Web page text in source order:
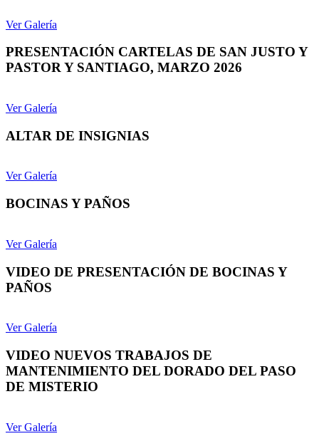
Ver Galería
PRESENTACIÓN CARTELAS DE SAN JUSTO Y
PASTOR Y SANTIAGO, MARZO 2026
Ver Galería
ALTAR DE INSIGNIAS
Ver Galería
BOCINAS Y PAÑOS
Ver Galería
VIDEO DE PRESENTACIÓN DE BOCINAS Y
PAÑOS
Ver Galería
VIDEO NUEVOS TRABAJOS DE
MANTENIMIENTO DEL DORADO DEL PASO
DE MISTERIO
Ver Galería